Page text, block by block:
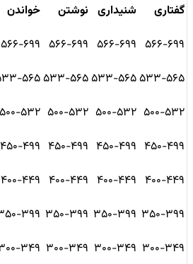
گفتاری شنیداری نوشتن خواندن
۵۶۶-۶۹۹
۵۶۶-۶۹۹ ۵۶۶-۶۹۹ ۵۶۶-۶۹۹
۵۳۳-۵۶۵۵۳۳-۵۶۵۵۳۳-۵۶۵۵۳۳-۵۶۵
۵۰۰-۵۳۲
۵۰۰-۵۳۲ ۵۰۰-۵۳۲ ۵۰۰-۵۳۲
۴۵۰-۴۹۹
۴۵۰-۴۹۹ ۴۵۰-۴۹۹ ۴۵۰-۴۹۹
۴۰۰-۴۴۹
۴۰۰-۴۴۹ ۴۰۰-۴۴۹ ۴۰۰-۴۴۹
۳۵۰-۳۹۹
۳۵۰-۳۹۹ ۳۵۰-۳۹۹ ۳۵۰-۳۹۹
۳۰۰-۳۴۹
۳۰۰-۳۴۹ ۳۰۰-۳۴۹ ۳۰۰-۳۴۹